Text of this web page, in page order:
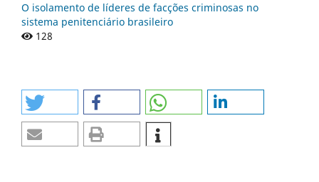
O isolamento de líderes de facções criminosas no
sistema penitenciário brasileiro
128